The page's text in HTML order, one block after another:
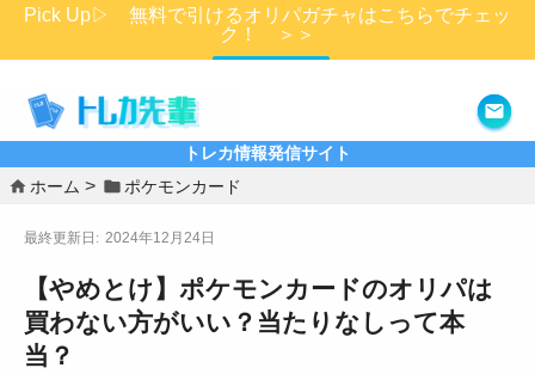
Pick Up▷ 無料で引けるオリパガチャはこちらでチェッ
ク！ ＞＞
トレカ情報発信サイト
ホーム ポケモンカード
2024年12月24日
【やめとけ】ポケモンカードのオリパは
買わない方がいい？当たりなしって本
当？